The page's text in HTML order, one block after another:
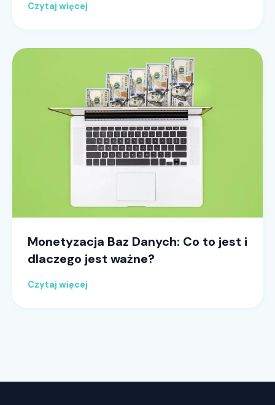
Czytaj więcej
Monetyzacja Baz Danych: Co to jest i
dlaczego jest ważne?
Czytaj więcej